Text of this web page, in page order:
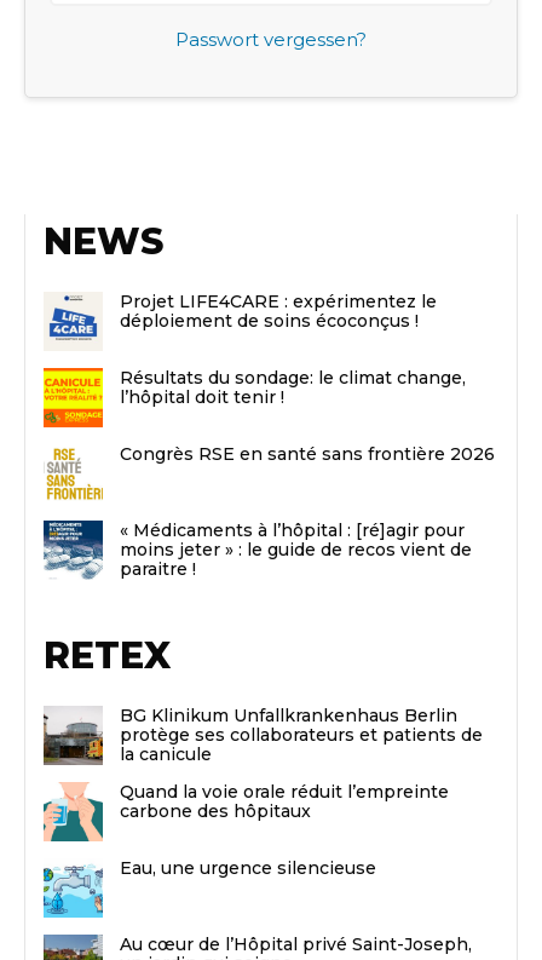
Passwort vergessen?
NEWS
Projet LIFE4CARE : expérimentez le
déploiement de soins écoconçus !
Résultats du sondage: le climat change,
l’hôpital doit tenir !
Congrès RSE en santé sans frontière 2026
« Médicaments à l’hôpital : [ré]agir pour
moins jeter » : le guide de recos vient de
paraitre !
RETEX
BG Klinikum Unfallkrankenhaus Berlin
protège ses collaborateurs et patients de
la canicule
Quand la voie orale réduit l’empreinte
carbone des hôpitaux
Eau, une urgence silencieuse
Au cœur de l’Hôpital privé Saint-Joseph,